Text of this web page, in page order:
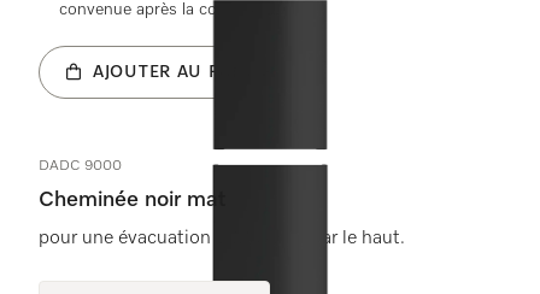
convenue après la commande.
AJOUTER AU PANIER
DADC 9000
Cheminée noir mat
pour une évacuation d&#39;air par le haut.